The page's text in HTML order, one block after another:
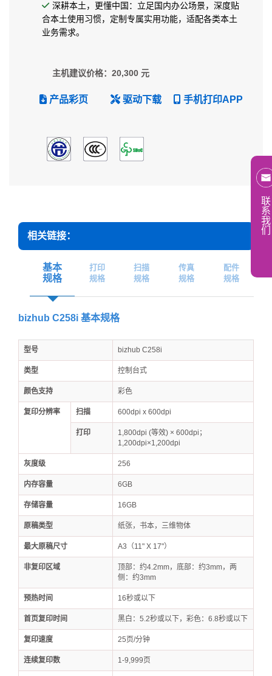
深耕本土，更懂中国：立足国内办公场景，深度贴
合本土使用习惯，定制专属实用功能，适配各类本土
业务需求。
主机建议价格：20,300 元
产品彩页 驱动下载 手机打印APP
相关链接：
基本
规格
打印
规格
扫描
规格
传真
规格
配件
规格
bizhub C258i 基本规格
型号 bizhub C258i
类型 控制台式
颜色支持 彩色
复印分辨率 扫描 600dpi x 600dpi
打印
1,800dpi (等效) × 600dpi；
1,200dpi×1,200dpi
灰度级 256
内存容量 6GB
存储容量 16GB
原稿类型 纸张，书本，三维物体
最大原稿尺寸 A3（11" X 17"）
非复印区域
顶部：约4.2mm，底部：约3mm，两
侧：约3mm
预热时间 16秒或以下
首页复印时间 黑白：5.2秒或以下，彩色：6.8秒或以下
复印速度 25页/分钟
连续复印数 1-9,999页
联
系
我
们